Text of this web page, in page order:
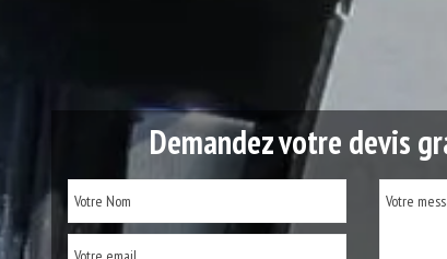
Demandez votre devis